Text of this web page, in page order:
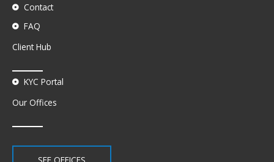
Contact
FAQ
Client Hub
KYC Portal
Our Offices